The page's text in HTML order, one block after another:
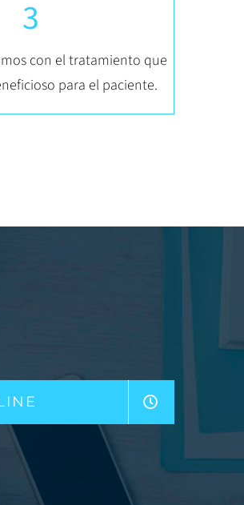
3
con el tratamiento que
para el paciente.